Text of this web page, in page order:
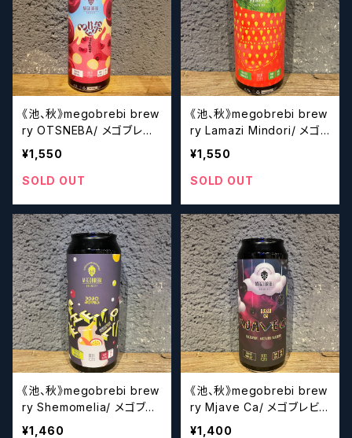
《池、秋》megobrebi brew
ry OTSNEBA/ メゴブレ
ビ オツネバー【クラフトビ
ール】
¥1,550
SOLD OUT
《池、秋》megobrebi brew
ry Lamazi Mindori/ メゴ
ブレビ【クラフトビール】
¥1,550
SOLD OUT
《池、秋》megobrebi brew
ry Shemomelia/ メゴブレ
ビ【クラフトビール】
¥1,460
《池、秋》megobrebi brew
ry Mjave Ca/ メゴブレビ
【クラフトビール】
¥1,400